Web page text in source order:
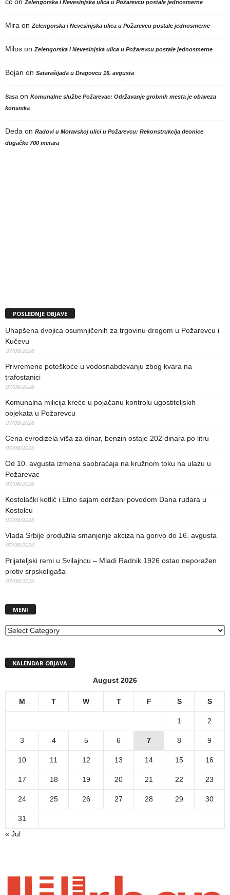
Zelengorska i Nevesinjska ulica u Požarevcu postale jednosmerne
Mira on Zelengorska i Nevesinjska ulica u Požarevcu postale jednosmerne
Milos on Zelengorska i Nevesinjska ulica u Požarevcu postale jednosmerne
Bojan on Satarašijada u Dragovcu 16. avgusta
Sasa on Komunalne službe Požarevac: Održavanje grobnih mesta je obaveza
korisnika
Deda on Radovi u Moravskoj ulici u Požarevcu: Rekonstrukcija deonice
dugačke 700 metara
POSLEDNJE OBJAVE
Uhapšena dvojica osumnjičenih za trgovinu drogom u Požarevcu i
Kučevu
07/08/2026
Privremene poteškoće u vodosnabdevanju zbog kvara na
trafostanici
07/08/2026
Komunalna milicija kreće u pojačanu kontrolu ugostiteljskih
objekata u Požarevcu
07/08/2026
Cena evrodizela viša za dinar, benzin ostaje 202 dinara po litru
07/08/2026
Od 10. avgusta izmena saobraćaja na kružnom toku na ulazu u
Požarevac
07/08/2026
Kostolački kotlić i Etno sajam održani povodom Dana rudara u
Kostolcu
07/08/2026
Vlada Srbije produžila smanjenje akciza na gorivo do 16. avgusta
07/08/2026
Prijateljski remi u Svilajncu – Mladi Radnik 1926 ostao neporažen
protiv srpskoligaša
07/08/2026
MENI
MENI
KALENDAR OBJAVA
August 2026
M T W T F S S
1 2
3 4 5 6 7 8 9
10 11 12 13 14 15 16
17 18 19 20 21 22 23
24 25 26 27 28 29 30
31
« Jul